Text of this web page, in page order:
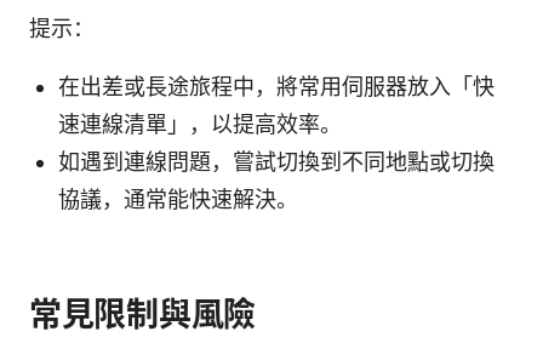
提示：
在出差或長途旅程中，將常用伺服器放入「快
速連線清單」，以提高效率。
如遇到連線問題，嘗試切換到不同地點或切換
協議，通常能快速解決。
常見限制與風險